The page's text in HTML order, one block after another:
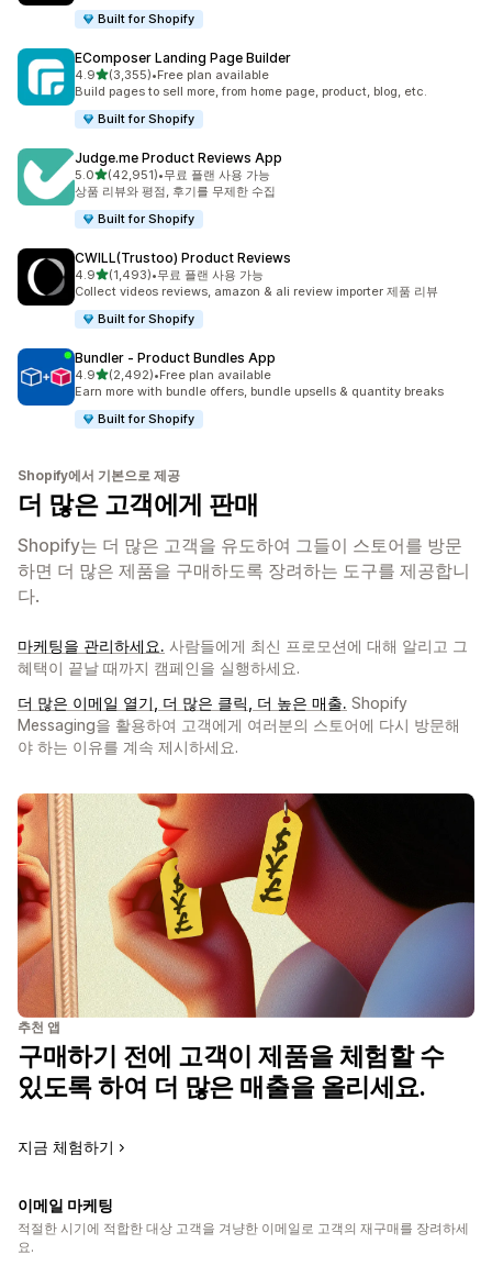
Built for Shopify
EComposer Landing Page Builder
4.9별 5개 중
(3,355)
총 리뷰 3355개
•Free plan available
Build pages to sell more, from home page, product, blog, etc.
Built for Shopify
Judge.me Product Reviews App
5.0별 5개 중
(42,951)
총 리뷰 42951개
•무료 플랜 사용 가능
상품 리뷰와 평점, 후기를 무제한 수집
Built for Shopify
CWILL(Trustoo) Product Reviews
4.9별 5개 중
(1,493)
총 리뷰 1493개
•무료 플랜 사용 가능
Collect videos reviews, amazon & ali review importer 제품 리뷰
Built for Shopify
Bundler ‑ Product Bundles App
4.9별 5개 중
(2,492)
총 리뷰 2492개
•Free plan available
Earn more with bundle offers, bundle upsells & quantity breaks
Built for Shopify
Shopify에서 기본으로 제공
더 많은 고객에게 판매
Shopify는 더 많은 고객을 유도하여 그들이 스토어를 방문
하면 더 많은 제품을 구매하도록 장려하는 도구를 제공합니
다.
마케팅을 관리하세요. 사람들에게 최신 프로모션에 대해 알리고 그
혜택이 끝날 때까지 캠페인을 실행하세요.
더 많은 이메일 열기, 더 많은 클릭, 더 높은 매출. Shopify
Messaging을 활용하여 고객에게 여러분의 스토어에 다시 방문해
야 하는 이유를 계속 제시하세요.
추천 앱
구매하기 전에 고객이 제품을 체험할 수
있도록 하여 더 많은 매출을 올리세요.
지금 체험하기
이메일 마케팅
적절한 시기에 적합한 대상 고객을 겨냥한 이메일로 고객의 재구매를 장려하세
요.